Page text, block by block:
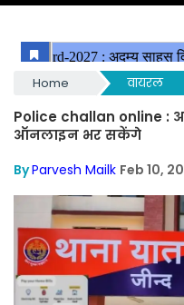
Home वायरल
Police challan online :
ऑनलाइन भर सकेंगे
ByParvesh Mailk Feb 10,